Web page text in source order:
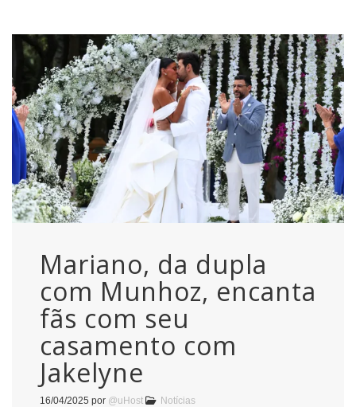
Mariano, da dupla
com Munhoz, encanta
fãs com seu
casamento com
Jakelyne
16/04/2025 por @uHost Notícias